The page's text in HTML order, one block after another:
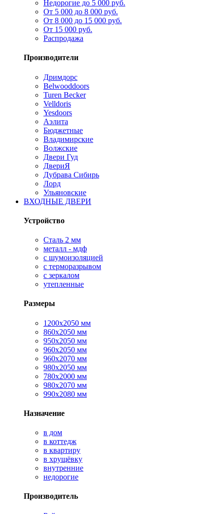
Недорогие до 5 000 руб.
От 5 000 до 8 000 руб.
От 8 000 до 15 000 руб.
От 15 000 руб.
Распродажа
Производители
Дримдорс
Belwooddoors
Turen Becker
Velldoris
Yesdoors
Аэлита
Бюджетные
Владимирские
Волжские
Двери Гуд
ДвериЯ
Дубрава Сибирь
Лорд
Ульяновские
ВХОДНЫЕ ДВЕРИ
Устройство
Сталь 2 мм
металл - мдф
с шумоизоляцией
с терморазрывом
с зеркалом
утепленные
Размеры
1200х2050 мм
860х2050 мм
950х2050 мм
960х2050 мм
960х2070 мм
980х2050 мм
780х2000 мм
980х2070 мм
990х2080 мм
Назначение
в дом
в коттедж
в квартиру
в хрущёвку
внутренние
недорогие
Производитель